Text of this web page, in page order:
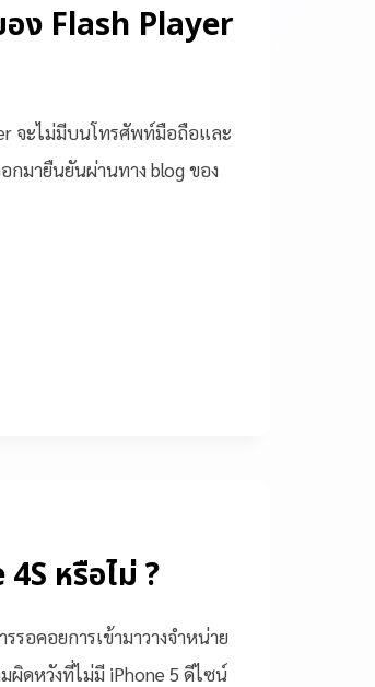
ง Flash Player
จะไม่มีบนโทรศัพท์มือถือและ
กมายืนยันผ่านทาง blog ของ
หรือไม่ ?
รอคอยการเข้ามาวางจำหน่าย
ผิดหวังที่ไม่มี iPhone 5 ดีไซน์